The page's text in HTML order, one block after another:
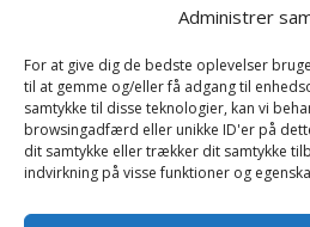
Administrer
For at give dig de bedste oplevelser
til at gemme og/eller få adgang til
samtykke til disse teknologier, kan vi
browsingadfærd eller unikke ID'er på
dit samtykke eller trækker dit samtykke
indvirkning på visse funktioner og
Rulleskøjter
Rygsæk
Sandal